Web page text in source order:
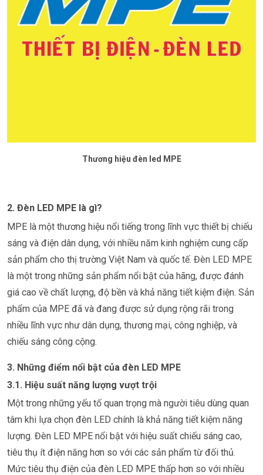
Thương hiệu đèn led MPE
2. Đèn LED MPE là gì?
MPE là một thương hiệu nổi tiếng trong lĩnh vực thiết bị chiếu
sáng và điện dân dụng, với nhiều năm kinh nghiệm cung cấp
sản phẩm cho thị trường Việt Nam và quốc tế. Đèn LED MPE
là một trong những sản phẩm nổi bật của hãng, được đánh
giá cao về chất lượng, độ bền và khả năng tiết kiệm điện. Sản
phẩm của MPE đã và đang được sử dụng rộng rãi trong
nhiều lĩnh vực như dân dụng, thương mại, công nghiệp, và
chiếu sáng công cộng.
3. Những điểm nổi bật của đèn LED MPE
3.1. Hiệu suất năng lượng vượt trội
Một trong những yếu tố quan trọng mà người tiêu dùng quan
tâm khi lựa chọn đèn LED chính là khả năng tiết kiệm năng
lượng. Đèn LED MPE nổi bật với hiệu suất chiếu sáng cao,
tiêu thụ ít điện năng hơn so với các sản phẩm từ đối thủ.
Mức tiêu thụ điện của đèn LED MPE thấp hơn so với nhiều